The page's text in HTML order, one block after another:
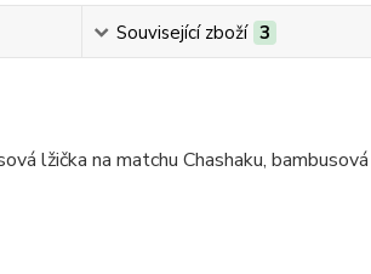
Související zboží 3
lžička na matchu Chashaku,